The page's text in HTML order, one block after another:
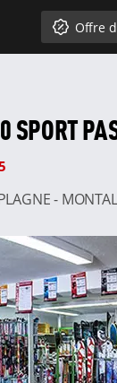
Offre
SPORT
-